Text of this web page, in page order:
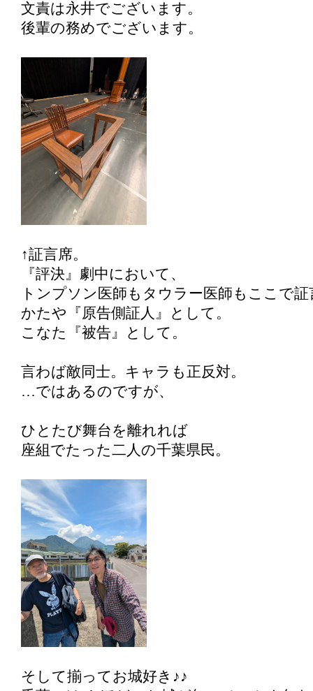
文責は永井でございます。
後輩の務めでございます。
↑証言席。
『評決』劇中において、
トンプソン医師もタウラー医師もここで
かたや『原告側証人』として。
こなた『被告』として。
言わば敵同士。キャラも正反対。
…ではあるのですが、
ひとたび舞台を離れれば
座組でたった二人の千葉県民。
そして揃ってお城好き♪♪